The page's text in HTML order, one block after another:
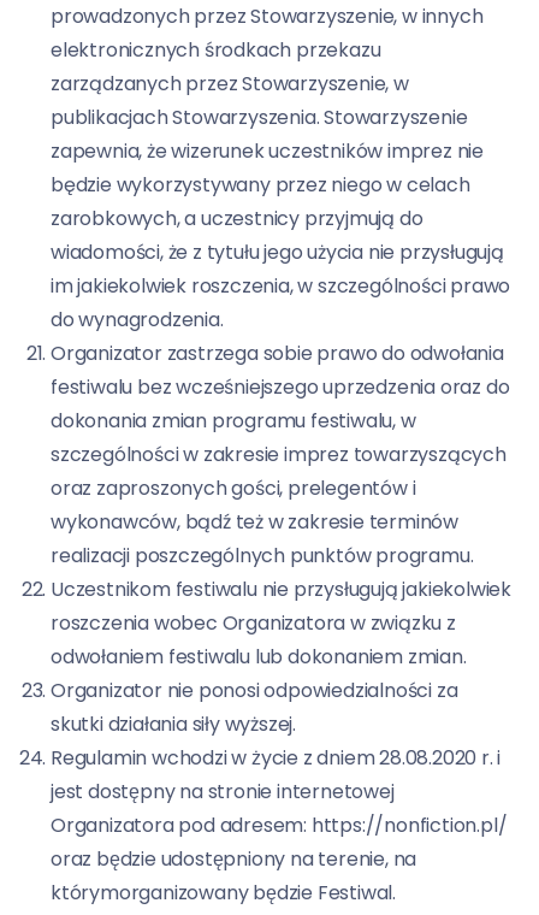
prowadzonych przez Stowarzyszenie, w innych
elektronicznych środkach przekazu
zarządzanych przez Stowarzyszenie, w
publikacjach Stowarzyszenia. Stowarzyszenie
zapewnia, że wizerunek uczestników imprez nie
będzie wykorzystywany przez niego w celach
zarobkowych, a uczestnicy przyjmują do
wiadomości, że z tytułu jego użycia nie przysługują
im jakiekolwiek roszczenia, w szczególności prawo
do wynagrodzenia.
Organizator zastrzega sobie prawo do odwołania
festiwalu bez wcześniejszego uprzedzenia oraz do
dokonania zmian programu festiwalu, w
szczególności w zakresie imprez towarzyszących
oraz zaproszonych gości, prelegentów i
wykonawców, bądź też w zakresie terminów
realizacji poszczególnych punktów programu.
Uczestnikom festiwalu nie przysługują jakiekolwiek
roszczenia wobec Organizatora w związku z
odwołaniem festiwalu lub dokonaniem zmian.
Organizator nie ponosi odpowiedzialności za
skutki działania siły wyższej.
Regulamin wchodzi w życie z dniem 28.08.2020 r. i
jest dostępny na stronie internetowej
Organizatora pod adresem: https://nonfiction.pl/
oraz będzie udostępniony na terenie, na
którymorganizowany będzie Festiwal.